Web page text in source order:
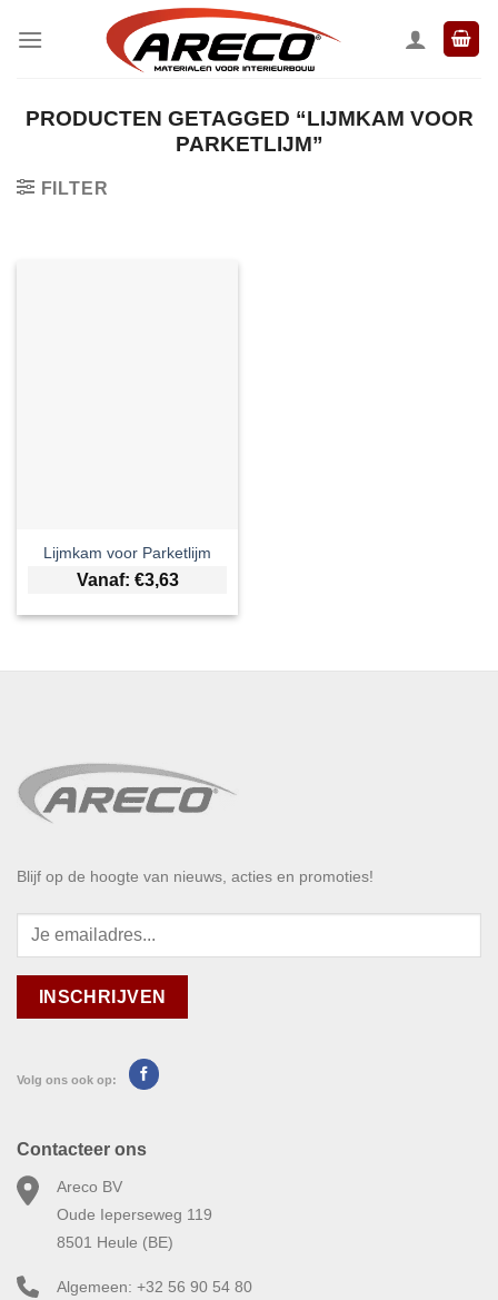
naar
PRODUCTEN GETAGGED “LIJMKAM VOOR
PARKETLIJM”
FILTER
Lijmkam voor Parketlijm
Vanaf: €3,63
Blijf op de hoogte van nieuws, acties en promoties!
Volg ons ook op:
Contacteer ons
Areco BV
Oude Ieperseweg 119
8501 Heule (BE)
Algemeen: +32 56 90 54 80